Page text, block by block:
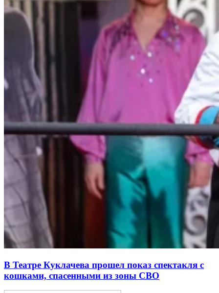
В Театре Куклачева прошел показ спектакля с
кошками, спасенными из зоны СВО